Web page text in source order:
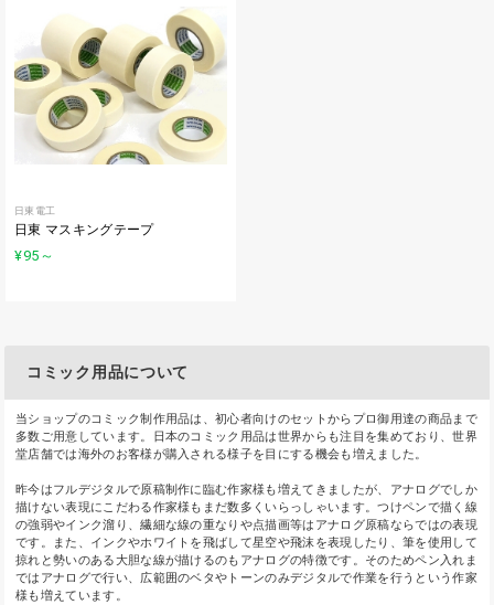
日東電工
日東 マスキングテープ
¥95 ～
コミック用品について
当ショップのコミック制作用品は、初心者向けのセットからプロ御用達の商品まで
多数ご用意しています。日本のコミック用品は世界からも注目を集めており、世界
堂店舗では海外のお客様が購入される様子を目にする機会も増えました。
昨今はフルデジタルで原稿制作に臨む作家様も増えてきましたが、アナログでしか
描けない表現にこだわる作家様もまだ数多くいらっしゃいます。つけペンで描く線
の強弱やインク溜り、繊細な線の重なりや点描画等はアナログ原稿ならではの表現
です。また、インクやホワイトを飛ばして星空や飛沫を表現したり、筆を使用して
掠れと勢いのある大胆な線が描けるのもアナログの特徴です。そのためペン入れま
ではアナログで行い、広範囲のベタやトーンのみデジタルで作業を行うという作家
様も増えています。